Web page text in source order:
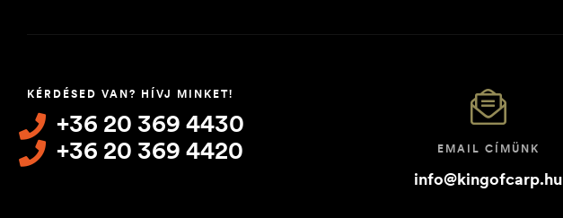
KÉRDÉSED VAN? HÍVJ MINKET!
+36 20 369 4430
+36 20 369 4420
EMAIL CÍMÜNK
info@kingofcarp.hu